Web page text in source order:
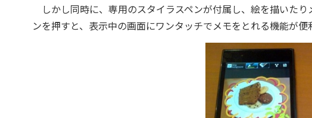
しかし同時に、専用のスタイラスペンが付属し、絵を描いた
ンを押すと、表示中の画面にワンタッチでメモをとれる機能が便